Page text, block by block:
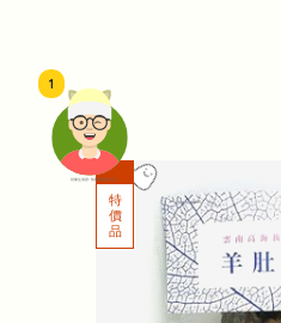
頭像生成器: 快樂家庭網上店
1